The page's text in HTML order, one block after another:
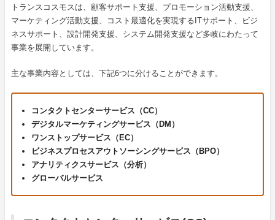
トランスコスモスは、顧客サポート支援、プロモーション活動支援、
マーケティング活動支援、コスト最適化を実現するITサポート、ビジ
ネスサポート、設計開発支援、システム開発支援など多岐にわたって
事業を展開しています。
主な事業内容としては、下記6つに分けることができます。
コンタクトセンターサービス（CC）
デジタルマーケティングサービス（DM）
ワンストップサービス（EC）
ビジネスプロセスアウトソーシングサービス（BPO）
アナリティクスサービス（分析）
グローバルサービス